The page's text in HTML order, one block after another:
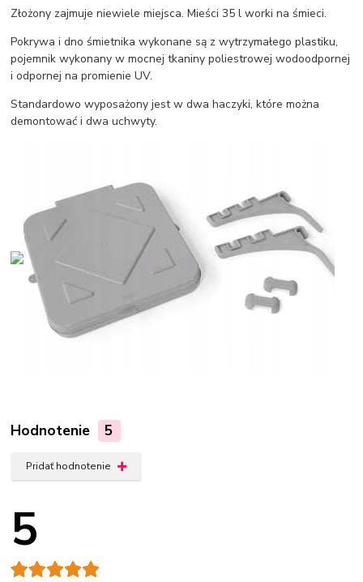
Złożony zajmuje niewiele miejsca. Mieści 35 l worki na śmieci.
Pokrywa i dno śmietnika wykonane są z wytrzymałego plastiku,
pojemnik wykonany w mocnej tkaniny poliestrowej wodoodpornej
i odpornej na promienie UV.
Standardowo wyposażony jest w dwa haczyki, które można
demontować i dwa uchwyty.
Hodnotenie 5
Pridať hodnotenie
5